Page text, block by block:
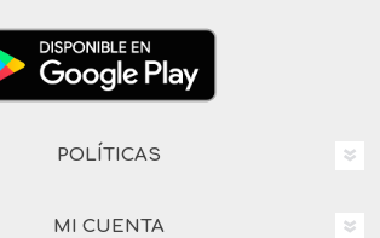
POLÍTICAS
MI CUENTA